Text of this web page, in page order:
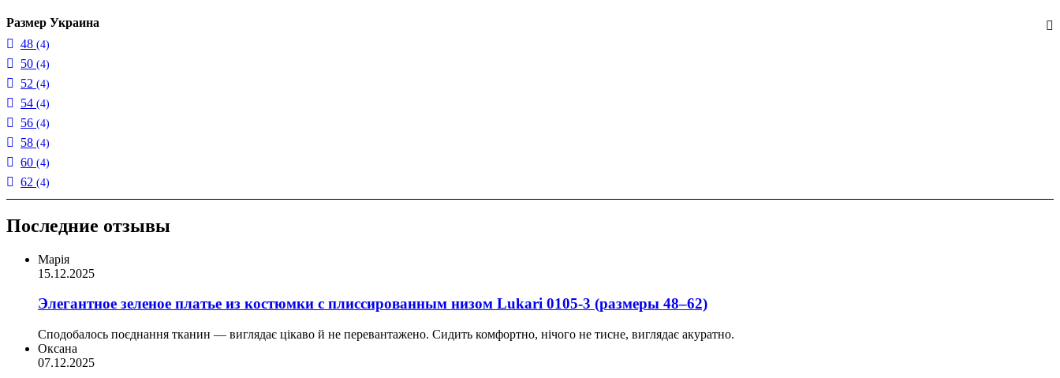
Размер Украина
48 (4)
50 (4)
52 (4)
54 (4)
56 (4)
58 (4)
60 (4)
62 (4)
Последние отзывы
Марія
15.12.2025
Элегантное зеленое платье из костюмки с плиссированным низом Lukari 0105-3 (размеры 48–62)
Сподобалось поєднання тканин — виглядає цікаво й не перевантажено. Сидить комфортно, нічого не тисне, виглядає акуратно.
Оксана
07.12.2025